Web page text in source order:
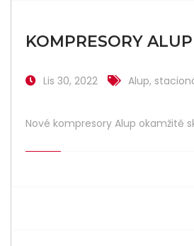
KOMPRESORY
Lis 30, 2022 Alup,
Nové kompresory Alup okamžitě